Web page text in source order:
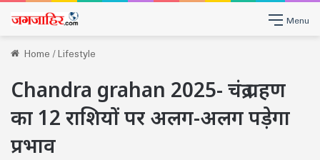
Menu
Home/Lifestyle
Chandra grahan 2025- चंद्र ग्रहण
का 12 राशियों पर अलग-अलग पड़ेगा
प्रभाव